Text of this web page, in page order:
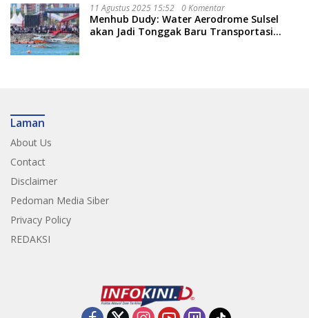
11 Agustus 2025 15:52 0 Komentar
Menhub Dudy: Water Aerodrome Sulsel
akan Jadi Tonggak Baru Transportasi
Laman
About Us
Contact
Disclaimer
Pedoman Media Siber
Privacy Policy
REDAKSI